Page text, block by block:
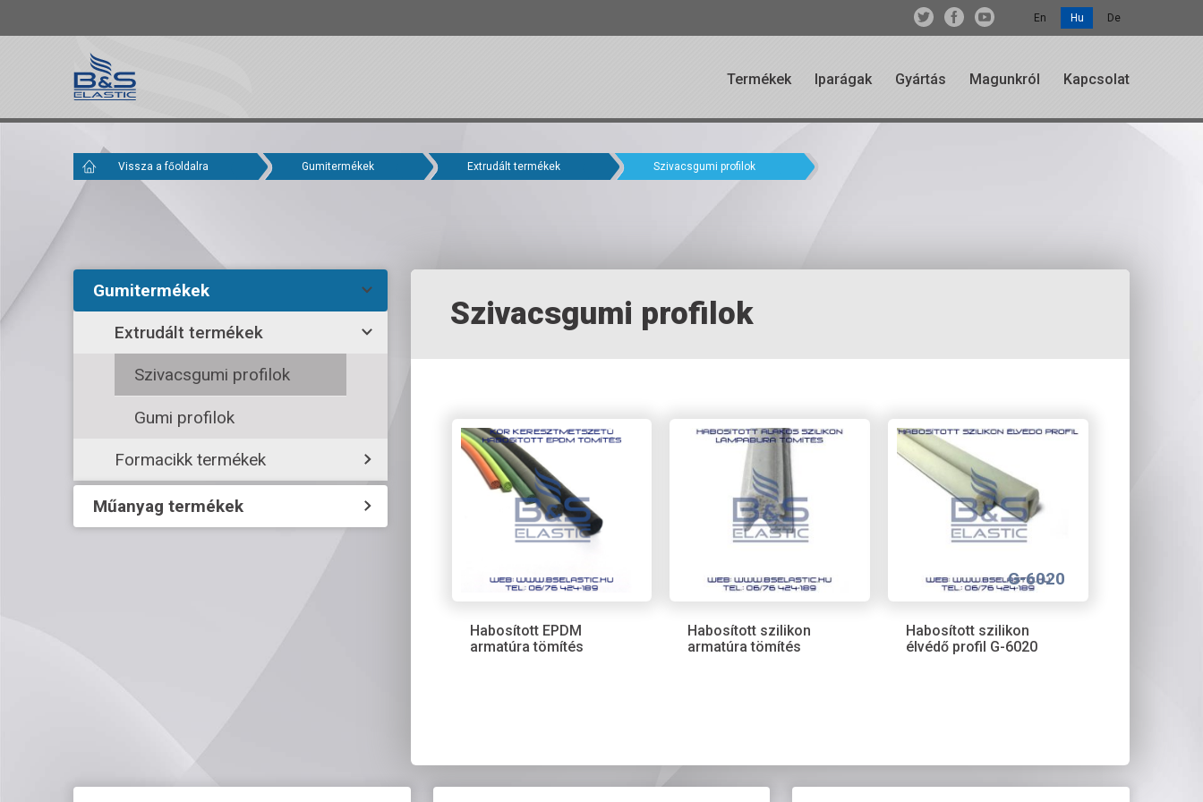
Termékek
Iparágak Gyártás Magunkról Kapcsolat
Vissza a főoldalra Gumitermékek Extrudált termékek Szivacsgumi profilok
Szivacsgumi profilok
Habosított EPDM
armatúra tömítés
Habosított szilikon
armatúra tömítés
G-6020
Habosított szilikon
élvédő profil G-6020
Gumitermékek
Extrudált termékek
Szivacsgumi profilok
Gumi profilok
Formacikk termékek
Műanyag termékek